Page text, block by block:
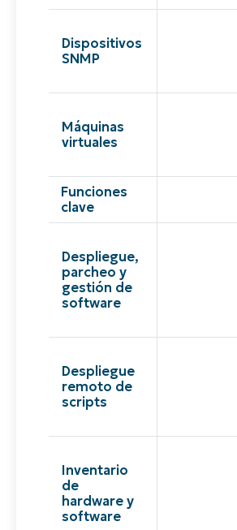
Dispositivos
SNMP
Máquinas
virtuales
Funciones
clave
Despliegue,
parcheo y
gestión de
software
Despliegue
remoto de
scripts
Inventario
de
hardware y
software